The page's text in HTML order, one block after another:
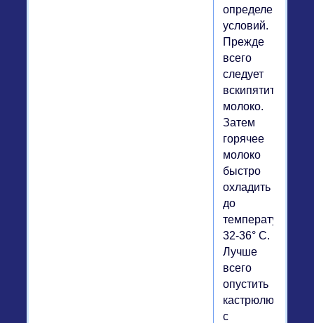
определенных
условий.
Прежде
всего
следует
вскипятить
молоко.
Затем
горячее
молоко
быстро
охладить
до
температуры
32-36° С.
Лучше
всего
опустить
кастрюлю
с